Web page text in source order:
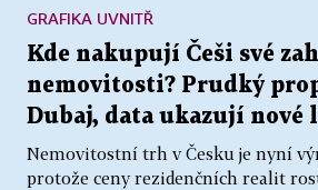
Kde nakupují Češi své
nemovitosti? Prudký
Dubaj, data ukazují nové
Nemovitostní trh v Česku je nyní
protože ceny rezidenčních realit
GRAFIKA UVNITŘ